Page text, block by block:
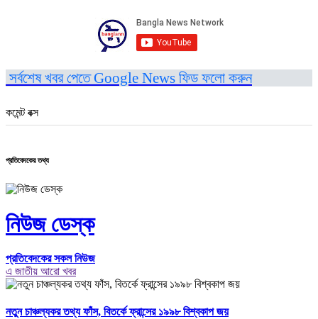
সর্বশেষ খবর পেতে Google News ফিড ফলো করুন
কমেন্ট বক্স
প্রতিবেদকের তথ্য
নিউজ ডেস্ক
প্রতিবেদকের সকল নিউজ
এ জাতীয় আরো খবর
নতুন চাঞ্চল্যকর তথ্য ফাঁস, বিতর্কে ফ্রান্সের ১৯৯৮ বিশ্বকাপ জয়